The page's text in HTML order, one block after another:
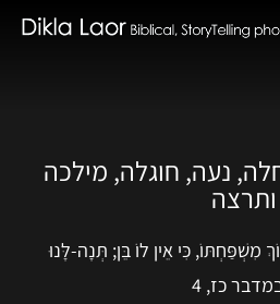
נעה, חוגלה, מילכה
ותרצה
מִשְׁפַּחְתּוֹ, כִּי אֵין לוֹ בֵּן; תְּנָה-לָּנוּ
כז, 4